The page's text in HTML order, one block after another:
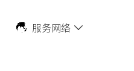
服务网络
关闭